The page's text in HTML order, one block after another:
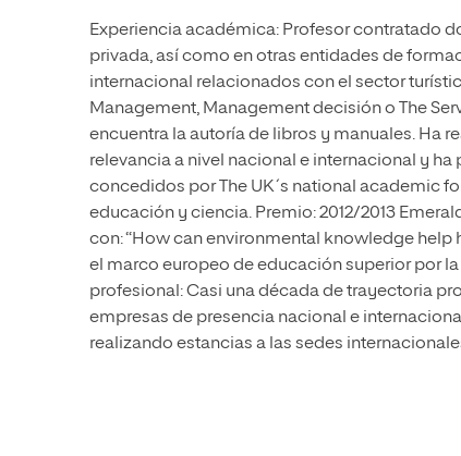
Experiencia académica: Profesor contratado
privada, así como en otras entidades de
internacional relacionados con el sector
Management, Management decisión o The
encuentra la autoría de libros y manuales. Ha
relevancia a nivel nacional e internacional y
concedidos por The UK´s national academic
educación y ciencia. Premio: 2012/2013
con: “How can environmental knowledge help
el marco europeo de educación superior por
profesional: Casi una década de trayectoria
empresas de presencia nacional e
realizando estancias a las sedes